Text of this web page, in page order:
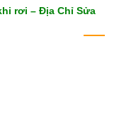
rơi – Địa Chỉ Sửa